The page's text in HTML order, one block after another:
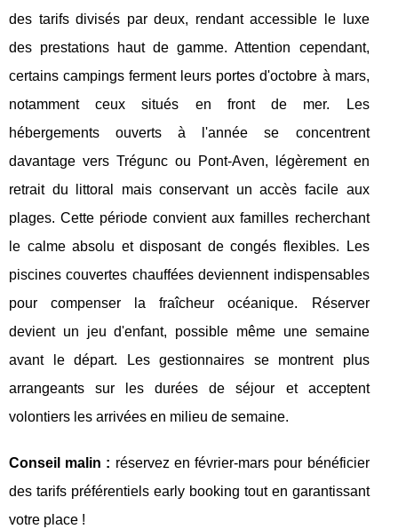
des tarifs divisés par deux, rendant accessible le luxe
des prestations haut de gamme. Attention cependant,
certains campings ferment leurs portes d'octobre à mars,
notamment ceux situés en front de mer. Les
hébergements ouverts à l'année se concentrent
davantage vers Trégunc ou Pont-Aven, légèrement en
retrait du littoral mais conservant un accès facile aux
plages. Cette période convient aux familles recherchant
le calme absolu et disposant de congés flexibles. Les
piscines couvertes chauffées deviennent indispensables
pour compenser la fraîcheur océanique. Réserver
devient un jeu d'enfant, possible même une semaine
avant le départ. Les gestionnaires se montrent plus
arrangeants sur les durées de séjour et acceptent
volontiers les arrivées en milieu de semaine.
Conseil malin : réservez en février-mars pour bénéficier
des tarifs préférentiels early booking tout en garantissant
votre place !